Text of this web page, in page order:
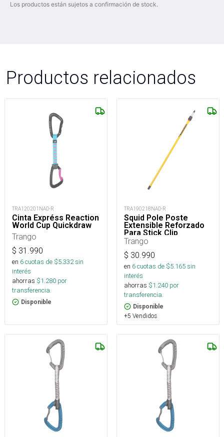
Los productos están sujetos a confirmación de stock.
Productos relacionados
TRA120201NAD-R
Cinta Expréss Reaction
World Cup Quickdraw
Trango
$ 31.990
en 6cuotas de $5.332sin
interés
ahorras $1.280 por
transferencia.
Disponible
TRA190218NAD-R
Squid Pole Poste
Extensible Reforzado
Para Stick Clip
Trango
$ 30.990
en 6cuotas de $5.165sin
interés
ahorras $1.240 por
transferencia.
Disponible
+5 Vendidos